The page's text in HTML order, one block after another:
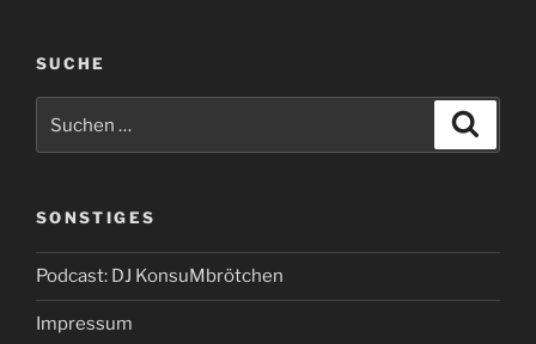
SUCHE
nach:
SONSTIGES
Podcast: DJ KonsuMbrötchen
Impressum